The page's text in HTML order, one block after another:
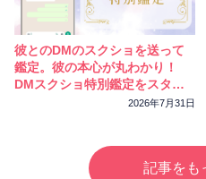
彼とのDMのスクショを送って
鑑定。彼の本心が丸わかり！
DMスクショ特別鑑定をスター
2026年7月31日
記事をも